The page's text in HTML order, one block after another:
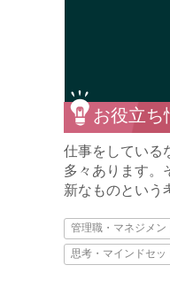
お役立ち
仕事をしている
多々あります。
新なものという
管理職・マネジメン
思考・マインドセッ